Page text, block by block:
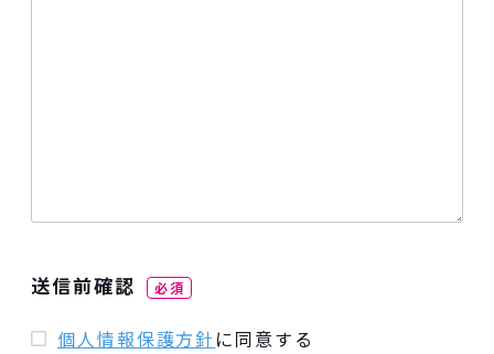
送信前確認 必須
個人情報保護方針に同意する